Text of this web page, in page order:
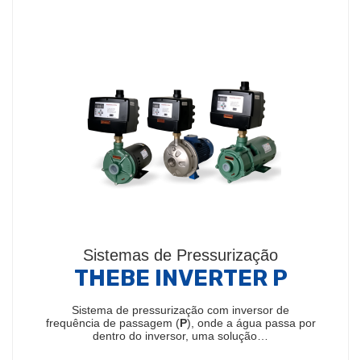
Sistemas de Pressurização
THEBE INVERTER P
Sistema de pressurização com inversor de
frequência de passagem (P), onde a água passa por
dentro do inversor, uma solução…